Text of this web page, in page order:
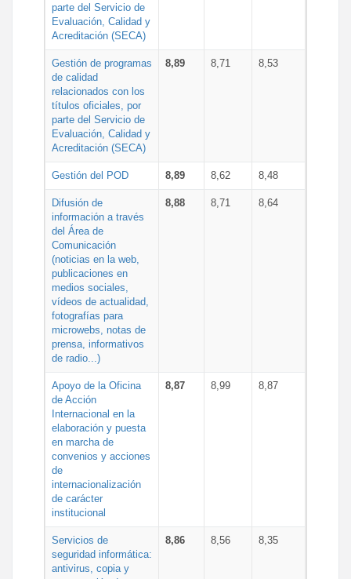
parte del Servicio de
Evaluación, Calidad y
Acreditación (SECA)
Gestión de programas
de calidad
relacionados con los
títulos oficiales, por
parte del Servicio de
Evaluación, Calidad y
Acreditación (SECA)
8,89 8,71 8,53
Gestión del POD 8,89 8,62 8,48
Difusión de
información a través
del Área de
Comunicación
(noticias en la web,
publicaciones en
medios sociales,
vídeos de actualidad,
fotografías para
microwebs, notas de
prensa, informativos
de radio...)
8,88 8,71 8,64
Apoyo de la Oficina
de Acción
Internacional en la
elaboración y puesta
en marcha de
convenios y acciones
de
internacionalización
de carácter
institucional
8,87 8,99 8,87
Servicios de
seguridad informática:
antivirus, copia y
8,86 8,56 8,35